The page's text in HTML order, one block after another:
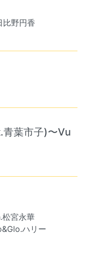
比野円香
葉市子)〜Vu
松宮永華
ハリー